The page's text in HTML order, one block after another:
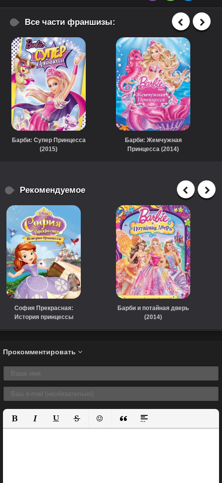
Все части франшизы:
Барби: Супер Принцесса
(2015)
Барби: Жемчужная
Принцесса (2014)
Рекомендуемое
София Прекрасная:
История принцессы
Барби и потайная дверь
(2014)
Прокомментировать
Полужирный
КурсивПодчеркнутый
ЗачеркнутыйВставить смайлик
Вставка цитаты
Вставка спойлера